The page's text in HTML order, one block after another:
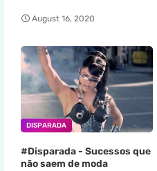
August 16, 2020
DISPARADA
#Disparada - Sucessos que
não saem de moda